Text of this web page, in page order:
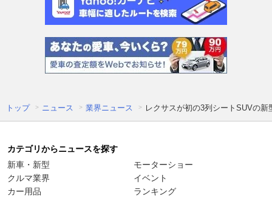
トップ ニュース 業界ニュース レクサスが初の3列シートSUVの
カテゴリからニュースを探す
新車・新型
クルマ業界
カー用品
モーターショー
イベント
ランキング